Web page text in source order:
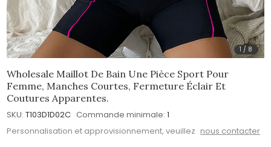
1 / 8
Wholesale Maillot De Bain Une Pièce Sport Pour
Femme, Manches Courtes, Fermeture Éclair Et
Coutures Apparentes.
SKU: T103D1D02C Commande minimale: 1
Personnalisation et approvisionnement, veuillez nous contacter